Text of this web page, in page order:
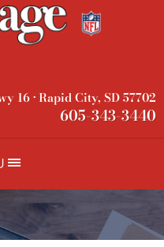
16 • Rapid City, SD 57702
605-343-3440